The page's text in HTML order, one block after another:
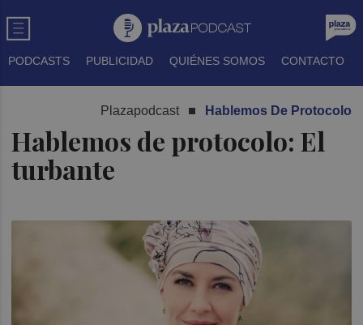
PODCASTS PUBLICIDAD QUIÉNES SOMOS CONTACTO
Plazapodcast Hablemos De Protocolo
Hablemos de protocolo: El
turbante